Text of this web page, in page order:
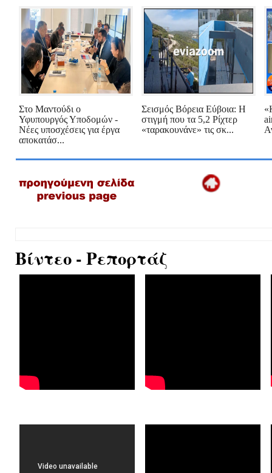
Στο Μαντούδι ο
Υφυπουργός Υποδομών -
Νέες υποσχέσεις για έργα
αποκατάσ...
Σεισμός Βόρεια Εύβοια: Η
στιγμή που τα 5,2 Ρίχτερ
«ταρακουνάνε» τις σκ...
Βίντεο - Ρεπορτάζ